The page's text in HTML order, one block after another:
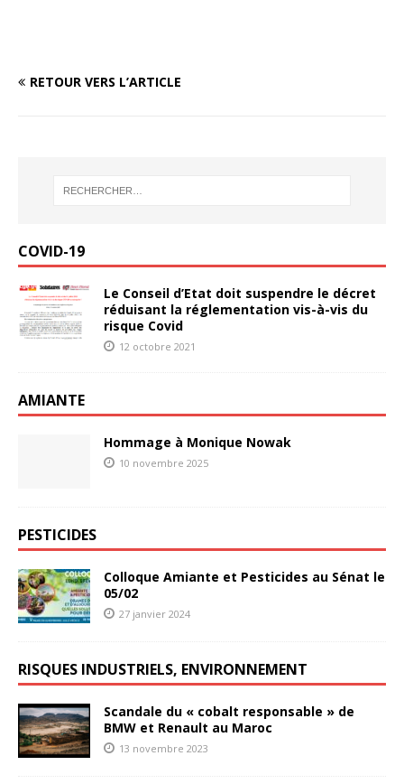
RETOUR VERS L’ARTICLE
COVID-19
Le Conseil d’Etat doit suspendre le décret
réduisant la réglementation vis-à-vis du
risque Covid
12 octobre 2021
AMIANTE
Hommage à Monique Nowak
10 novembre 2025
PESTICIDES
Colloque Amiante et Pesticides au Sénat le
05/02
27 janvier 2024
RISQUES INDUSTRIELS, ENVIRONNEMENT
Scandale du « cobalt responsable » de
BMW et Renault au Maroc
13 novembre 2023